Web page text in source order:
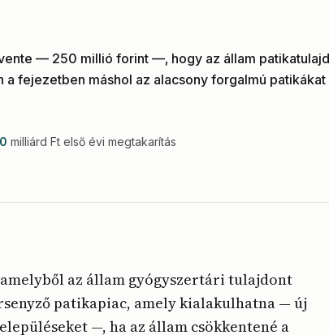
— 250 millió forint —, hogy az állam
fejezetben máshol az alacsony forgalmú patikákat
0 milliárd Ft első évi megtakarítás
az állam gyógyszertári tulajdont
patikapiac, amely kialakulhatna — új
—, ha az állam csökkentené a